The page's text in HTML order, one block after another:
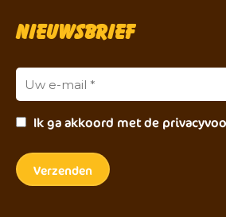
Nieuwsbrief
Ik ga akkoord met de